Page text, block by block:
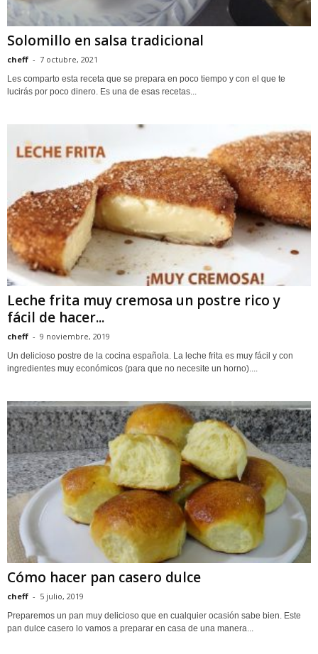
Solomillo en salsa tradicional
cheff - 7 octubre, 2021
Les comparto esta receta que se prepara en poco tiempo y con el que te
lucirás por poco dinero. Es una de esas recetas...
Leche frita muy cremosa un postre rico y
fácil de hacer...
cheff - 9 noviembre, 2019
Un delicioso postre de la cocina española. La leche frita es muy fácil y con
ingredientes muy económicos (para que no necesite un horno)....
Cómo hacer pan casero dulce
cheff - 5 julio, 2019
Preparemos un pan muy delicioso que en cualquier ocasión sabe bien. Este
pan dulce casero lo vamos a preparar en casa de una manera...